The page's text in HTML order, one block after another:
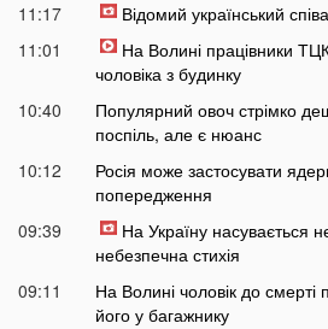
11:17
Відомий український
11:01
На Волині працівники
чоловіка з будинку
10:40
Популярний овоч стрімко
поспіль, але є нюанс
10:12
Росія може застосувати
попередження
09:39
На Україну насувається
небезпечна стихія
09:11
На Волині чоловік до смерті
його у багажнику